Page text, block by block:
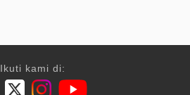
Ikuti kami di: